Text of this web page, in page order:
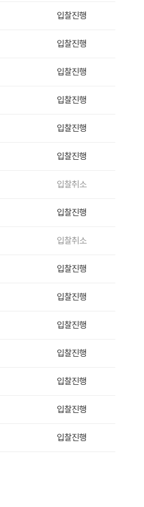
입찰진행
입찰진행
입찰진행
입찰진행
입찰진행
입찰진행
입찰취소
입찰진행
입찰취소
입찰진행
입찰진행
입찰진행
입찰진행
입찰진행
입찰진행
입찰진행